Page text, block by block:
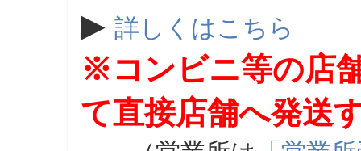
▶ 詳しくはこちら
※コンビニ等の店
て直接店舗へ発送